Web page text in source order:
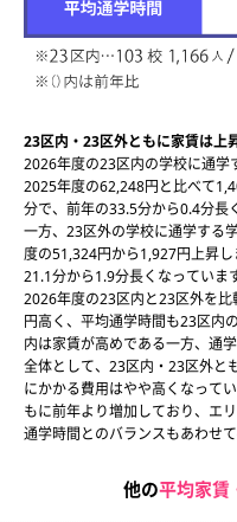
23区内・23区外ともに家賃は上
2026年度の23区内の学校に通学
2025年度の62,248円と比べて
分で、前年の33.5分から0.4分長
一方、23区外の学校に通学する
度の51,324円から1,927円上昇
21.1分から1.9分長くなっていま
2026年度の23区内と23区外を
円高く、平均通学時間も23区内
内は家賃が高めである一方、通
全体として、23区内・23区外と
にかかる費用はやや高くなって
もに前年より増加しており、エ
通学時間とのバランスもあわせ
他の平均家賃